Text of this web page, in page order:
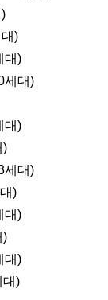
)
대)
세대)
대)
)
세대)
)
대)
)
대)
대)